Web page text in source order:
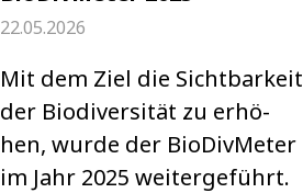
22.05.2026
Mit dem Ziel die Sicht­bar­keit
der Bio­di­ver­si­tät zu erhö­
hen, wurde der Bio­Div­Me­ter
im Jahr 2025 wei­ter­ge­führt.